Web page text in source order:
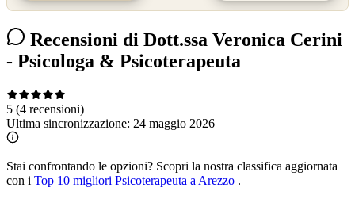
Recensioni di Dott.ssa Veronica Cerini
- Psicologa & Psicoterapeuta
5 (4 recensioni)
Ultima sincronizzazione: 24 maggio 2026
Stai confrontando le opzioni? Scopri la nostra classifica aggiornata
con i Top 10 migliori Psicoterapeuta a Arezzo .